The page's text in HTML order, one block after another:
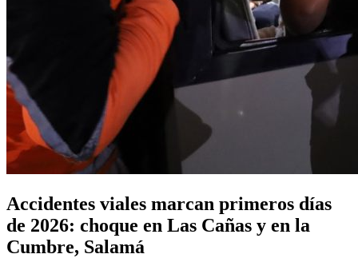
Accidentes viales marcan primeros días
de 2026: choque en Las Cañas y en la
Cumbre, Salamá